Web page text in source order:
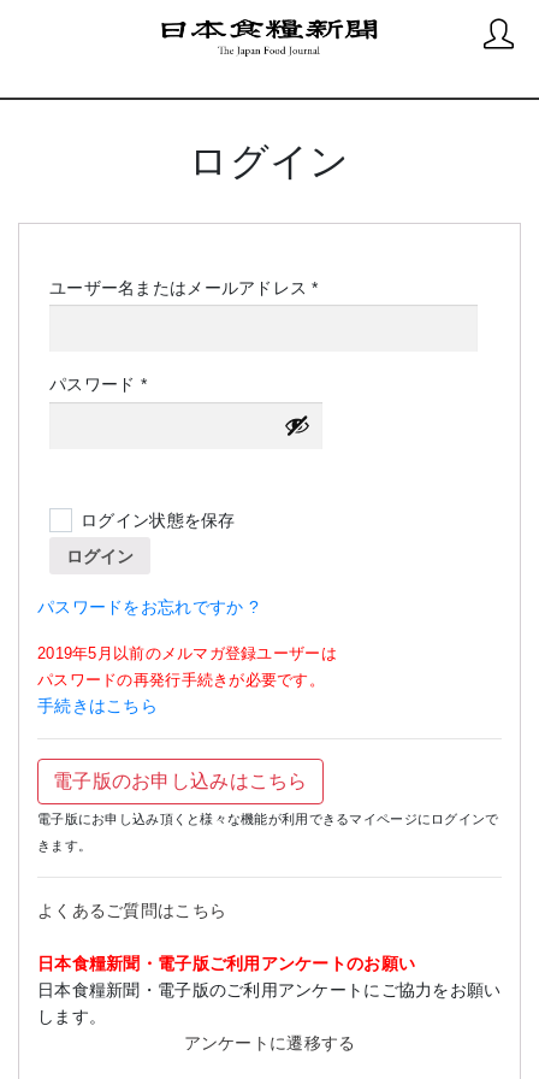
ログイン
ユーザー名またはメールアドレス*必
パスワード *必
須
ログイン状態を保存
ログイン
パスワードをお忘れですか ?
2019年5月以前のメルマガ登録ユーザーは
パスワードの再発行手続きが必要です。
手続きはこちら
電子版のお申し込みはこちら
電子版にお申し込み頂くと様々な機能が利用できるマイページにログインで
きます。
よくあるご質問はこちら
日本食糧新聞・電子版ご利用アンケートのお願い
日本食糧新聞・電子版のご利用アンケートにご協力をお願い
します。
アンケートに遷移する